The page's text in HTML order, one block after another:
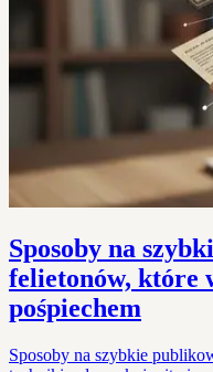
Sposoby na
felietonów, które
pośpiechem
Sposoby na szybkie